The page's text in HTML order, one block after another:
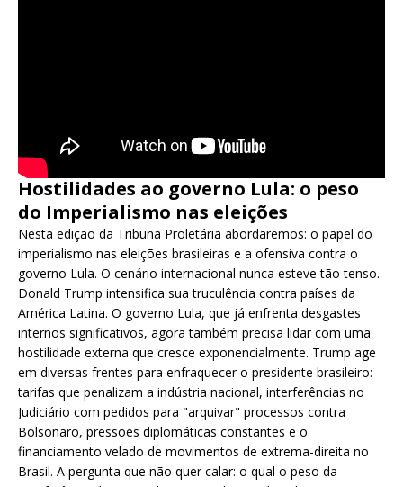
Hostilidades ao governo Lula: o peso
do Imperialismo nas eleições
Nesta edição da Tribuna Proletária abordaremos: o papel do
imperialismo nas eleições brasileiras e a ofensiva contra o
governo Lula. O cenário internacional nunca esteve tão tenso.
Donald Trump intensifica sua truculência contra países da
América Latina. O governo Lula, que já enfrenta desgastes
internos significativos, agora também precisa lidar com uma
hostilidade externa que cresce exponencialmente. Trump age
em diversas frentes para enfraquecer o presidente brasileiro:
tarifas que penalizam a indústria nacional, interferências no
Judiciário com pedidos para "arquivar" processos contra
Bolsonaro, pressões diplomáticas constantes e o
financiamento velado de movimentos de extrema-direita no
Brasil. A pergunta que não quer calar: o qual o peso da